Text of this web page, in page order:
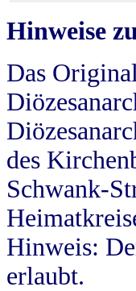
Hinweise
Das
des
Schwank-
Hinweis:
erlaubt.